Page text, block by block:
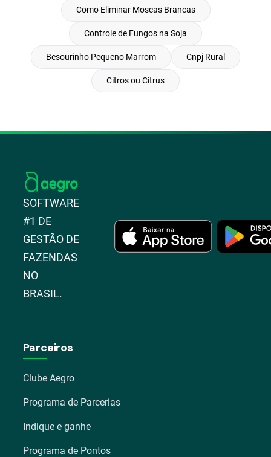
Como Eliminar Moscas Brancas
Controle de Fungos na Soja
Besourinho Pequeno Marrom Cnpj Rural
Citros ou Citrus
SOFTWARE
#1 DE
GESTÃO DE
FAZENDAS
NO
BRASIL.
Parceiros
Clube Aegro
Programa de Parcerias
Indique e ganhe
Programa de Pontos